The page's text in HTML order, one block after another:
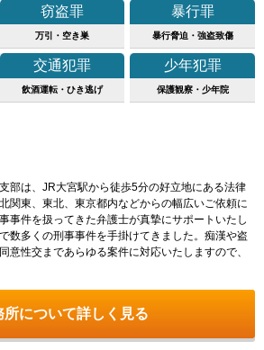
窃盗罪
万引・空き巣
暴行罪
暴行脅迫・強盗致傷
交通犯罪
飲酒運転・ひき逃げ
少年犯罪
保護観察・少年院
部は、JR大宮駅から徒歩5分の好立地にある法律
関東、東北、東京都内などからの幅広いご依頼に
事件を扱ってきた弁護士が真摯にサポートいたし
数多くの刑事事件を手掛けてきました。痴漢や盗
意性交まであらゆる案件に対応いたしますので、
所について詳しく見る